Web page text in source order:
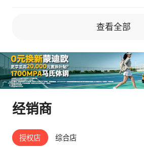
只能把音乐声音开大来掩饰一
开车觉得视线不是很好，尤其
道上，心里总是慌的 。如果经
话，可能需要后期改装一下大
差距，比如没有座椅通风加热
受。 【驾驶感受】 开了一段时间整体感觉不
版雷凌有透镜，亮度和集中度
是真的薄，因为车门比较重，
是日系通病了，没有哪个日系
克萨斯除外） 车头入气格栅开
拳头都可以轻松放进去，跑高
小石头弹进去打坏水箱，而且
致空调有异味。上网买个卡扣
点肉，但是越踩会越有劲，动
查看全部
经销商
授权店 综合店